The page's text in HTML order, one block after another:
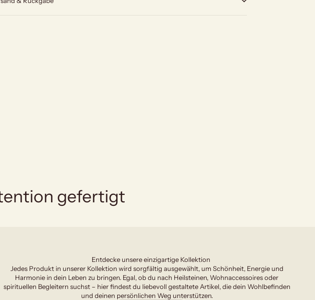
gefertigt
Entdecke unsere einzigartige Kollektion
Jedes Produkt in unserer Kollektion wird sorgfältig ausgewählt, um Schönheit, Energie und
Harmonie in dein Leben zu bringen. Egal, ob du nach Heilsteinen, Wohnaccessoires oder
spirituellen Begleitern suchst – hier findest du liebevoll gestaltete Artikel, die dein Wohlbefinden
und deinen persönlichen Weg unterstützen.